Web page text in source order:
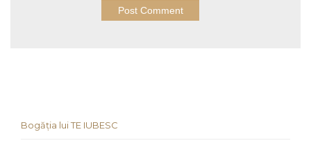
Bogăția lui TE IUBESC